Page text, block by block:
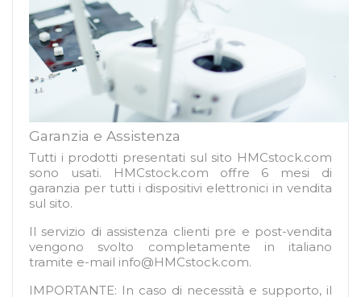
Garanzia e Assistenza
Tutti i prodotti presentati sul sito HMCstock.com
sono usati. HMCstock.com offre 6 mesi di
garanzia per tutti i dispositivi elettronici in vendita
sul sito.
Il servizio di assistenza clienti pre e post-vendita
vengono svolto completamente in italiano
tramite e-mail info@HMCstock.com.
IMPORTANTE: In caso di necessità e supporto, il